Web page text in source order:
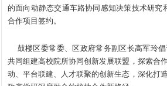
的面向动静态交通车路协同感知决策技术研究
合作项目签约。
鼓楼区委常委、区政府常务副区长高军玲
共同组建高校院所协同创新发展联盟，探索合
动、平台联建、人才联聚的创新生态，深化打